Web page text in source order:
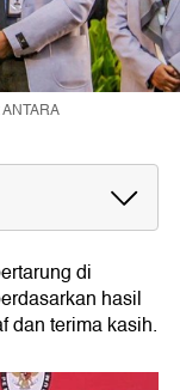
di
hasil
dan terima kasih.